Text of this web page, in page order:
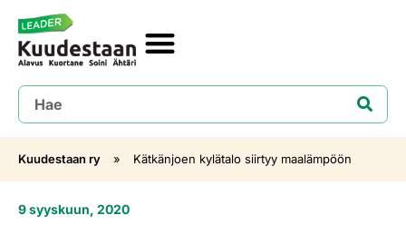
Kuudestaan ry » Kätkänjoen kylätalo siirtyy maalämpöön
9 syyskuun, 2020